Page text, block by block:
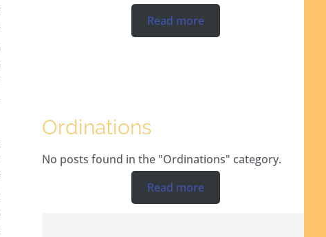
Read more
Ordinations
No posts found in the "Ordinations" category.
Read more